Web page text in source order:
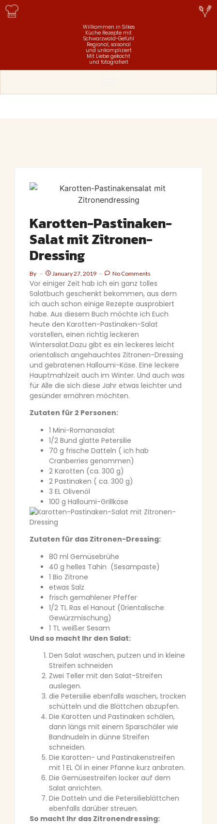
Willkommen in Silkes
Küche Rezepte mit
Schwarzwald-Gefühl
Regional, saisonal
und unkompliziert
Mit Liebe gekocht
und fotografiert
Karotten-Pastinaken-
Salat mit Zitronen-
Dressing
By January 27, 2019 No Comments
Vor einiger Zeit hab ich ein ganz tolles
Salatbuch geschenkt bekommen, aus dem
ich auch schon einige Rezepte ausprobiert
habe. Aus diesem Buch möchte ich Euch
heute den Karotten-Pastinaken-Salat
vorstellen, einen richtig leckeren
Wintersalat.Dazu gibt es ein leckeres leicht
orientalisch angehauchtes Zitronen-Dressing
und gebratenen Halloumi-Käse. Eine leckere
Hauptmahlzeit auch im Winter. Und auch was
für Alle die sich diese Jahr etwas leichter und
gesünder ernähren möchten.
Zutaten für 2 Personen:
1 Mini-Romanasalat
1/2 Bund glatte Petersilie
70 g frische Datteln ( ich hab
Cranberries genommen)
2 Karotten (ca. 300 g)
2 Pastinaken ( ca. 300 g)
3 EL Olivenöl
100 g Halloumi-Grillkäse
Zutaten für das Zitronen-Dressing:
80 ml Gemüsebrühe
40 g helles Tahin (Sesampaste)
1 Bio Zitrone
etwas Salz
frisch gemahlener Pfeffer
1/2 TL Ras el Hanout (0rientalische
Gewürzmischung)
1 TL weißer Sesam
Und so macht Ihr den Salat:
Den Salat waschen, putzen und in kleine
Streifen schneiden
Zwei Teller mit den Salat-Streifen
auslegen.
die Petersilie ebenfalls waschen, trocken
schütteln und die Blättchen abzupfen.
Die Karotten und Pastinaken schälen,
dann längs mit einem Sparschäler wie
Bandnudeln in dünne Streifen
schneiden.
Die Karotten- und Pastinakenstreifen
mit 1 EL Öl in einer Pfanne kurz anbraten.
Die Gemüsestreifen locker auf dem
Salat anrichten.
Die Datteln und die Petersilieblättchen
ebenfalls darüber streuen.
So macht Ihr das Zitronendressing: